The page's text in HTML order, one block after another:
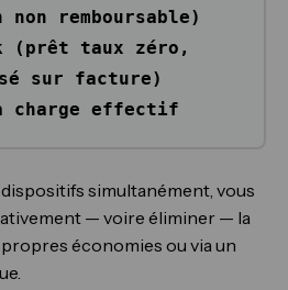
non remboursable)
(prêt taux zéro,
sur facture)
charge effectif
simultanément, vous
— voire éliminer — la
économies ou via un